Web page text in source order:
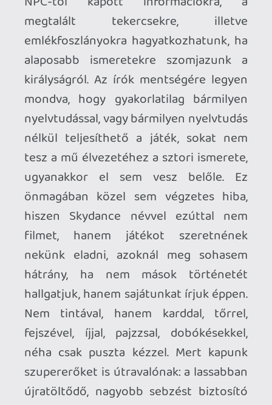
vagy a környezeti fejtörők megoldásánál
lesz segítségünkre, esetleg nagyobb
távolságok áthidalásához lesz
elengedhetetlen a használata. A
fejlesztők egészen jó ritmusérzékkel
adagolják a kisebb összecsapásokat, az
arénaharcokat, a felfedezős-fejtörős
szakaszokat, a platform ugra-bugrát,
miközben az indokolatlan mértékű
lootolástól is megkímélik a játékost,
néhány olyan alapvető klasszikusra
szorítkozva, mint a gyógyító csomag,
vagy a legendás fegyverek fejlesztéséhez
szükséges vasérc. A kellemesen intuitív
logikai feladványok megfejtése nem fog
senkinek álmatlan éjszakákat okozni,
viszont jó érzékkel biztosít némi
változatosságot az akciójátékokban
megszokott bonyolultságával.